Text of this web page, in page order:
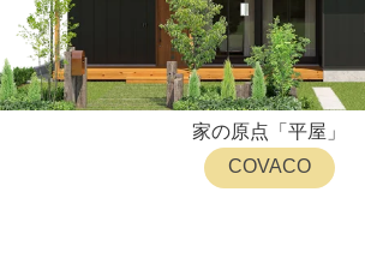
家の原点「平屋」
COVACO